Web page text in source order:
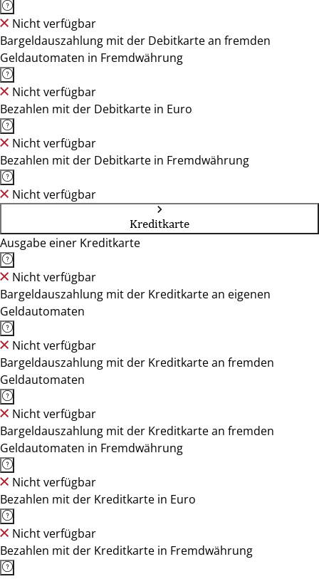
Nicht verfügbar
Bargeldauszahlung mit der Debitkarte an fremden
Geldautomaten in Fremdwährung
Nicht verfügbar
Bezahlen mit der Debitkarte in Euro
Nicht verfügbar
Bezahlen mit der Debitkarte in Fremdwährung
Nicht verfügbar
Kreditkarte
Ausgabe einer Kreditkarte
Nicht verfügbar
Bargeldauszahlung mit der Kreditkarte an eigenen
Geldautomaten
Nicht verfügbar
Bargeldauszahlung mit der Kreditkarte an fremden
Geldautomaten
Nicht verfügbar
Bargeldauszahlung mit der Kreditkarte an fremden
Geldautomaten in Fremdwährung
Nicht verfügbar
Bezahlen mit der Kreditkarte in Euro
Nicht verfügbar
Bezahlen mit der Kreditkarte in Fremdwährung